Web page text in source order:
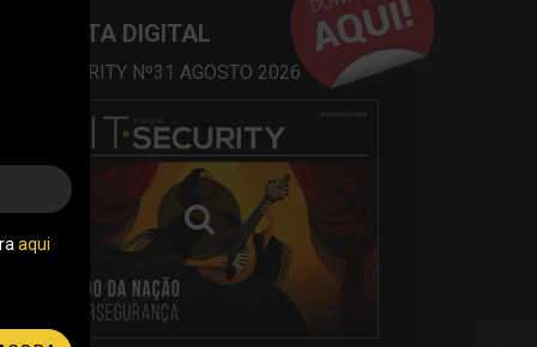
REVISTA DIGITAL
IT SECURITY Nº31 AGOSTO 2026
aqui